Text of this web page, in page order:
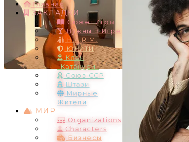
Главная
ЗАКЛАДКИ
Сюжет Игры
Нужны В Игре
H.A.R.M.
ЮНИТИ
Клан
"Катакури"
Союз ССР
Штази
Мирные
Жители
МИР
Organizations
Characters
Бизнесы